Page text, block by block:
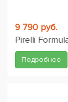
9 790 руб.
Pirelli
Подробнее